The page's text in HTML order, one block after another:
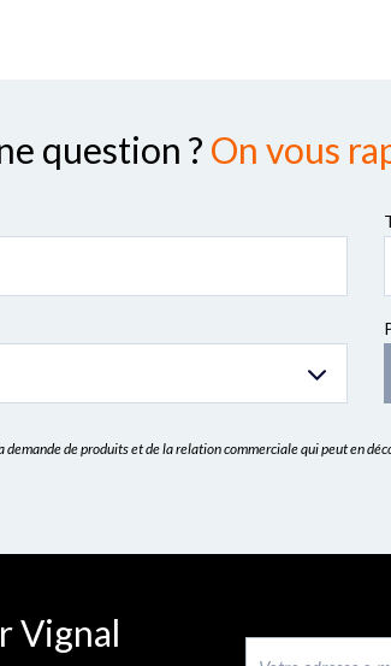
question ? On vous
de produits et de la relation commerciale qui peut en
Vignal